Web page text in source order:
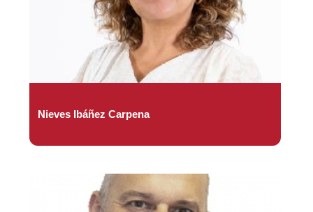
Nieves Ibáñez Carpena